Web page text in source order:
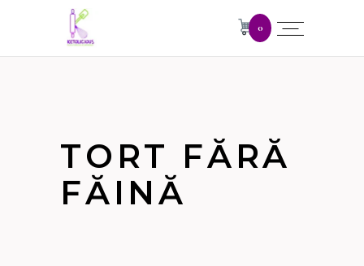
0
TORT FĂRĂ
FĂINĂ